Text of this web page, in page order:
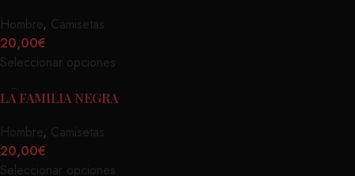
Hombre, Camisetas
20,00€
Seleccionar opciones
LA FAMILIA NEGRA
Hombre, Camisetas
20,00€
Seleccionar opciones